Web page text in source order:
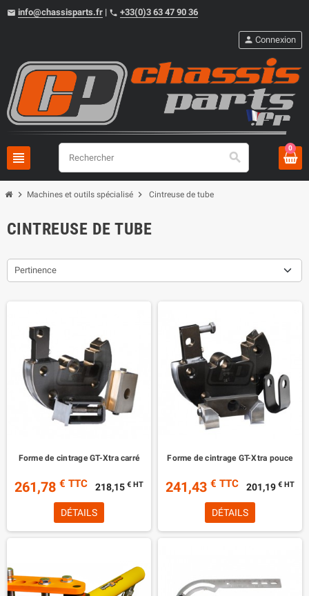
email info@chassisparts.fr | phone +33(0)3 63 47 90 36
view_headline search
person Connexion
0
chevron_right Machines et outils spécialisé chevron_right Cintreuse de tube
CINTREUSE DE TUBE
Pertinence
Forme de cintrage GT-Xtra carré
261,78 € TTC 218,15 € HT
DÉTAILS
Forme de cintrage GT-Xtra pouce
241,43 € TTC 201,19 € HT
DÉTAILS